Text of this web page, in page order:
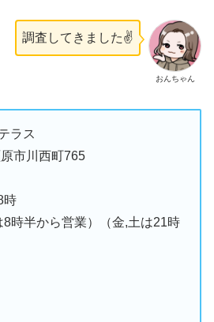
おんちゃん
調査してきました✌️
ラス
市川西町765
時
ら営業）（金,土は21時